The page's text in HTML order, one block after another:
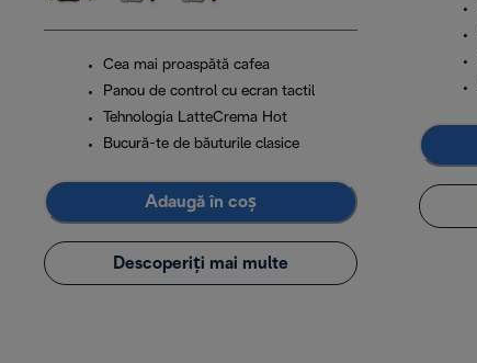
Cea mai proaspătă cafea
Panou de control cu ecran tactil
Tehnologia LatteCrema Hot
Bucură-te de băuturile clasice
Adaugă în coș
Descoperiți mai multe